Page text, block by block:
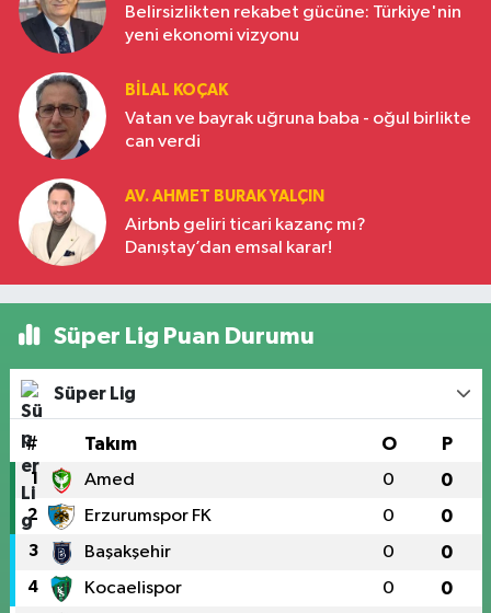
Belirsizlikten rekabet gücüne: Türkiye'nin
yeni ekonomi vizyonu
BILAL KOÇAK
Vatan ve bayrak uğruna baba - oğul birlikte
can verdi
AV. AHMET BURAK YALÇIN
Airbnb geliri ticari kazanç mı?
Danıştay’dan emsal karar!
Süper Lig Puan Durumu
Süper Lig
# Takım O P
1 Amed 0 0
2 Erzurumspor FK 0 0
3 Başakşehir 0 0
4 Kocaelispor 0 0